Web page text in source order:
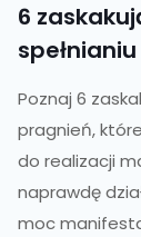
6
Poznaj 6
pragnień,
do realizacji
naprawdę
moc